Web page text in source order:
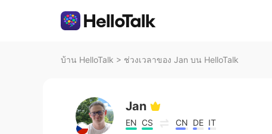
บ้าน HelloTalk > ช่วงเวลาของ Jan บน HelloTalk
Jan
EN CS CN DE IT